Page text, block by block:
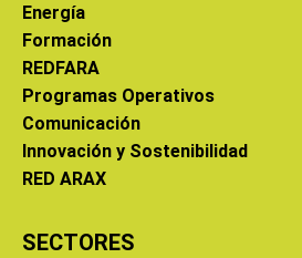
Energía
Formación
REDFARA
Programas Operativos
Comunicación
Innovación y Sostenibilidad
RED ARAX
SECTORES